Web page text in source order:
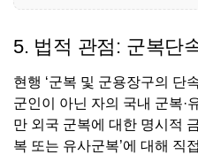
5. 법적 관점: 군복단
현행 ‘군복 및 군용장구의 단
군인이 아닌 자의 국내 군복·
만 외국 군복에 대한 명시적
복 또는 유사군복’에 대해 직